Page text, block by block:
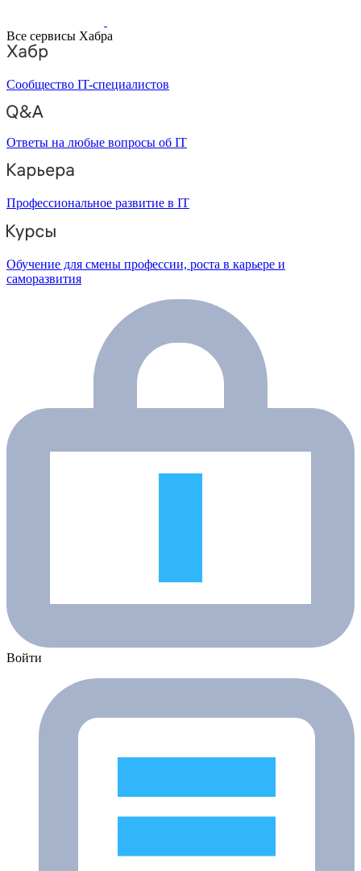
Все сервисы Хабра
Сообщество IT-специалистов
Ответы на любые вопросы об IT
Профессиональное развитие в IT
Обучение для смены профессии, роста в карьере и
саморазвития
Войти